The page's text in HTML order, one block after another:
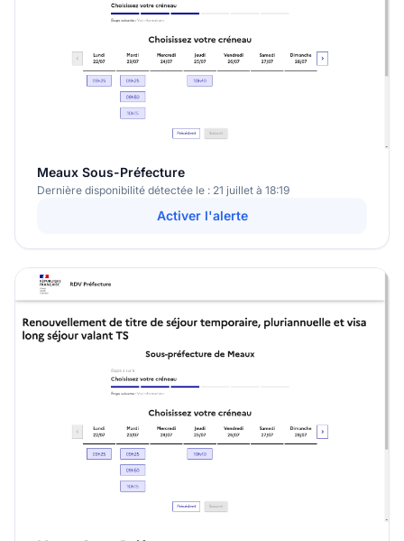
Meaux Sous-Préfecture
Dernière disponibilité détectée le : 21 juillet à 18:19
Activer l'alerte